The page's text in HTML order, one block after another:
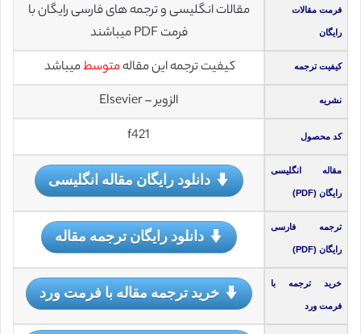
فرمت مقالات
رایگان
مقالات انگلیسی و ترجمه های فارسی رایگان با
فرمت PDF میباشند
کیفیت ترجمه کیفیت ترجمه این مقالهمتوسطمیباشد
نشریه الزویر – Elsevier
کد محصول f421
مقاله انگلیسی
رایگان (PDF)
دانلود رایگان مقاله انگلیسی
ترجمه فارسی
رایگان (PDF)
دانلود رایگان ترجمه مقاله
خرید ترجمه با
فرمت ورد
خرید ترجمه مقاله با فرمت ورد